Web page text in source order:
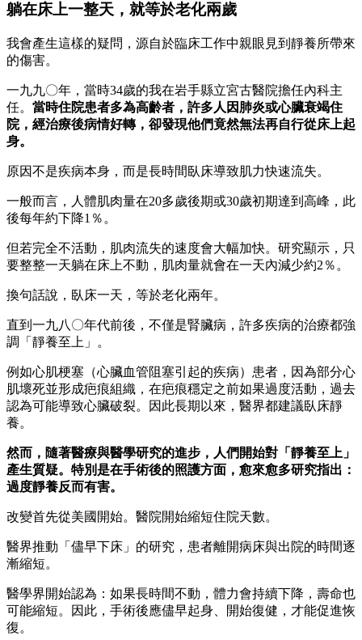
躺在床上一整天，就等於老化兩歲
我會產生這樣的疑問，源自於臨床工作中親眼見到靜養所帶來
的傷害。
一九九〇年，當時34歲的我在岩手縣立宮古醫院擔任內科主
任。 當時住院患者多為高齡者，許多人因肺炎或心臟衰竭住
院，經治療後病情好轉，卻發現他們竟然無法再自行從床上起
身。
原因不是疾病本身，而是長時間臥床導致肌力快速流失。
一般而言，人體肌肉量在20多歲後期或30歲初期達到高峰，此
後每年約下降1％。
但若完全不活動，肌肉流失的速度會大幅加快。研究顯示，只
要整整一天躺在床上不動，肌肉量就會在一天內減少約2％。
換句話說，臥床一天，等於老化兩年。
直到一九八〇年代前後，不僅是腎臟病，許多疾病的治療都強
調「靜養至上」。
例如心肌梗塞（心臟血管阻塞引起的疾病）患者，因為部分心
肌壞死並形成疤痕組織，在疤痕穩定之前如果過度活動，過去
認為可能導致心臟破裂。因此長期以來，醫界都建議臥床靜
養。
然而，隨著醫療與醫學研究的進步，人們開始對「靜養至上」
產生質疑。特別是在手術後的照護方面，愈來愈多研究指出：
過度靜養反而有害。
改變首先從美國開始。醫院開始縮短住院天數。
醫界推動「儘早下床」的研究，患者離開病床與出院的時間逐
漸縮短。
醫學界開始認為：如果長時間不動，體力會持續下降，壽命也
可能縮短。因此，手術後應儘早起身、開始復健，才能促進恢
復。